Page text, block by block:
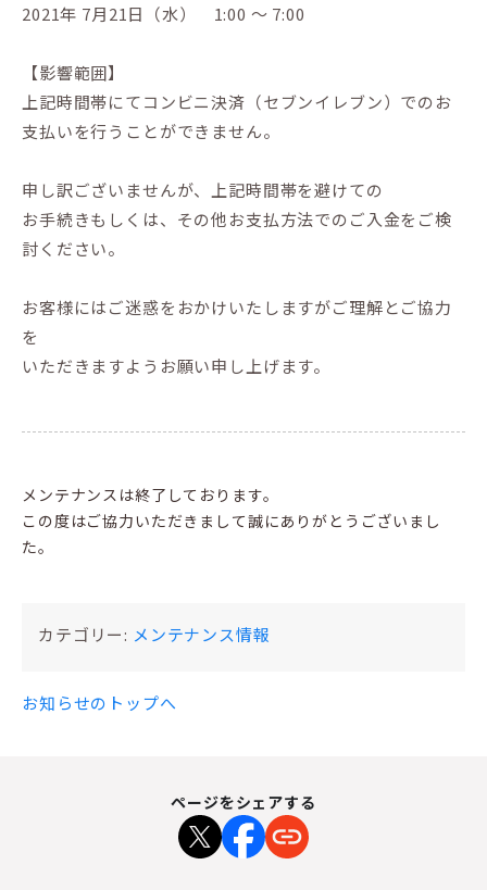
2021年 7月21日（水） 1:00 ～ 7:00
【影響範囲】
上記時間帯にてコンビニ決済（セブンイレブン）でのお
支払いを行うことができません。
申し訳ございませんが、上記時間帯を避けての
お手続きもしくは、その他お支払方法でのご入金をご検
討ください。
お客様にはご迷惑をおかけいたしますがご理解とご協力
を
いただきますようお願い申し上げます。
メンテナンスは終了しております。
この度はご協力いただきまして誠にありがとうございまし
た。
カテゴリー: メンテナンス情報
お知らせのトップへ
ページをシェアする